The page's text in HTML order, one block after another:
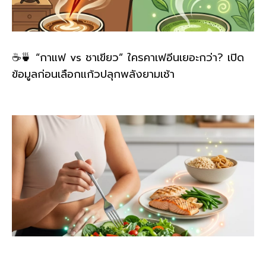
☕🍵 “กาแฟ vs ชาเขียว” ใครคาเฟอีนเยอะกว่า? เปิด
ข้อมูลก่อนเลือกแก้วปลุกพลังยามเช้า